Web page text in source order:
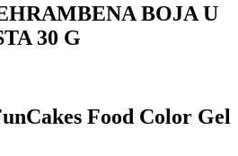
BOJA U
30 G
Food Color Gel